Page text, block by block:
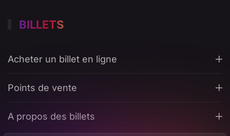
BILLETS
Acheter un billet en ligne
Points de vente
A propos des billets